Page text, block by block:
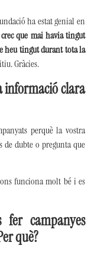
ha estat genial en
que mai havia tingut
heu tingut durant tota la
Gràcies.
informació clara
perquè la vostra
de dubte o pregunta que
funciona molt bé i es
fer campanyes
què?